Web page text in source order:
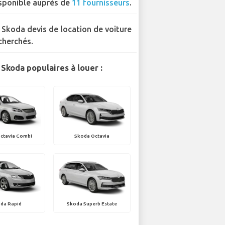
auprès de 11 fournisseurs.
Skoda devis de location de voiture
populaires à louer :
Combi Skoda Octavia
Rapid Skoda Superb Estate